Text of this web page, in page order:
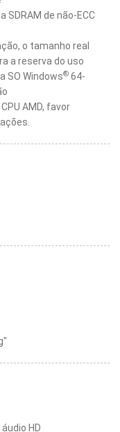
de não-ECC
o tamanho real
a reserva do uso
SO Windows® 64-
AMD, favor
HD